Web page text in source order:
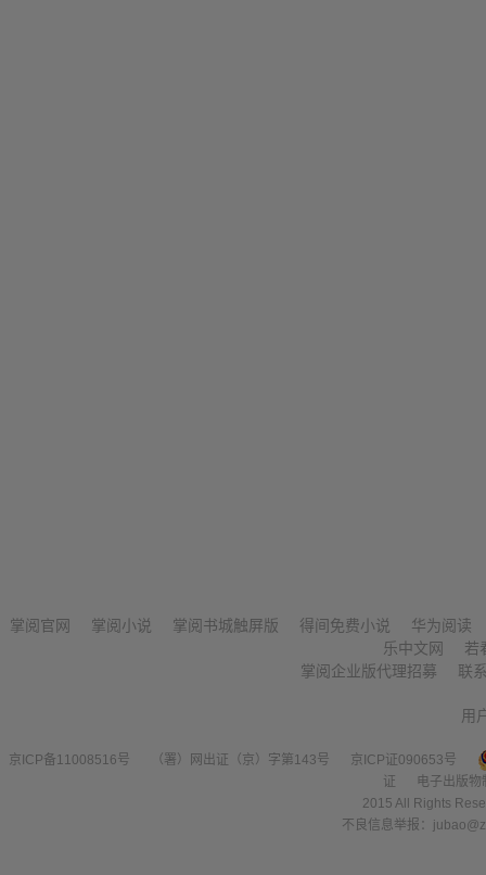
掌阅官网 掌阅小说 掌阅书城触屏版 得间免费小说
华为阅读
乐中文网
若
掌阅企业版代理招募
联
用
京ICP备11008516号 （署）网出证（京）字第143号
京ICP证090653号
证
电子出版
2015 All Rights
不良信息举报：